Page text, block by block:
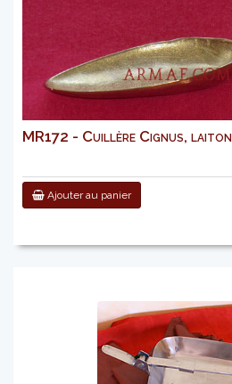
MR172 - Cuillère Cignus, laiton
Ajouter au panier